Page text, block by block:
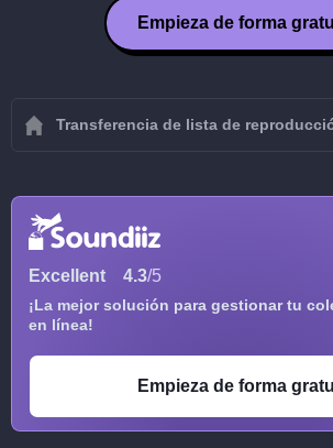
Empieza de forma
Transferencia de lista de
Excellent 4.3/5
¡La mejor solución para gestionar tu
en línea!
Empieza de forma